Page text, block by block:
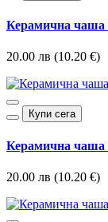
Керамична чаша
20.00 лв (10.20 €)
Купи сега
Керамична чаша
20.00 лв (10.20 €)